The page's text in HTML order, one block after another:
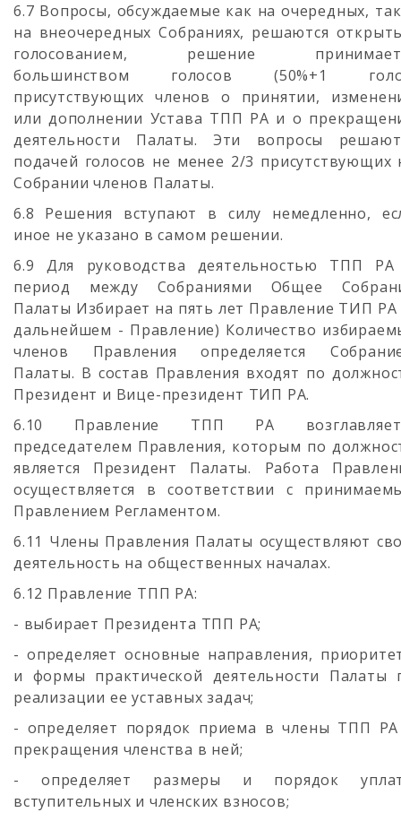
6.7 Вопросы, обсуждаемые как на очередных,
на внеочередных Собраниях, решаются
голосованием, решение
большинством голосов (50%+1
присутствующих членов о принятии,
или дополнении Устава ТПП РА и о
деятельности Палаты. Эти вопросы
подачей голосов не менее 2/3 присутствующих
Собрании членов Палаты.
6.8 Решения вступают в силу немедленно,
иное не указано в самом решении.
6.9 Для руководства деятельностью ТПП
период между Собраниями Общее
Палаты Избирает на пять лет Правление ТИП РА
дальнейшем - Правление) Количество
членов Правления определяется
Палаты. В состав Правления входят по
Президент и Вице-президент ТИП РА.
6.10 Правление ТПП РА
председателем Правления, которым по
является Президент Палаты. Работа
осуществляется в соответствии с
Правлением Регламентом.
6.11 Члены Правления Палаты осуществляют
деятельность на общественных началах.
6.12 Правление ТПП РА:
- выбирает Президента ТПП РА;
- определяет основные направления,
и формы практической деятельности Палаты
реализации ее уставных задач;
- определяет порядок приема в члены ТПП
прекращения членства в ней;
- определяет размеры и порядок
вступительных и членских взносов;